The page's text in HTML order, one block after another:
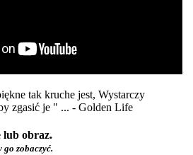
tak kruche jest, Wystarczy
zgasić je " ... - Golden Life
lub obraz.
zobaczyć.